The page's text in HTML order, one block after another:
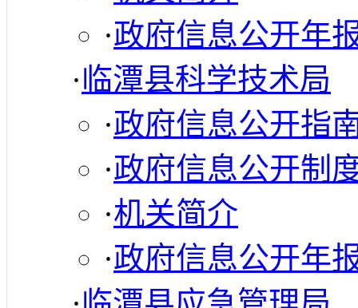
·政府信息公开年
·临潭县科学技术局
·政府信息公开指
·政府信息公开制
·机关简介
·政府信息公开年